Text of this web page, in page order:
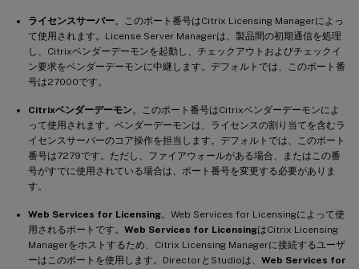
ライセンスサーバー。このポート番号はCitrix Licensing Managerによっ
て使用されます。License Server Managerは、製品間の初期通信を処理
し、Citrixベンダーデーモンを起動し、チェックアウトおよびチェックイ
ン要求をベンダーデーモンに中継します。デフォルトでは、このポート番
号は27000です。
Citrixベンダーデーモン。このポート番号はCitrixベンダーデーモンによ
って使用されます。ベンダーデーモンは、ライセンスの割り当てを含むラ
イセンスサーバーのコア操作を担当します。デフォルトでは、このポート
番号は7279です。ただし、ファイアウォールがある場合、またはこの番
号がすでに使用されている場合は、ポート番号を変更する必要がありま
す。
Web Services for Licensing。Web Services for Licensingによって使
用されるポートです。 Web Services for LicensingはCitrix Licensing
Managerをホストするため、Citrix Licensing Managerに接続するユーザ
ーはこのポートを使用します。DirectorとStudioは、 Web Services for